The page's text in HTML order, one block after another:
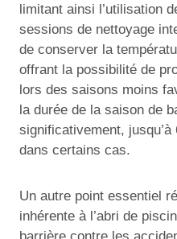
limitant ainsi l’utilisation
sessions de nettoyage
de conserver la
offrant la possibilité de
lors des saisons moins
la durée de la saison de
significativement,
dans certains cas.
Un autre point essentiel
inhérente à l’abri de
barrière contre les